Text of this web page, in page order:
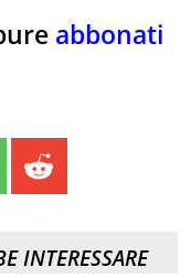
abbonati
INTERESSARE